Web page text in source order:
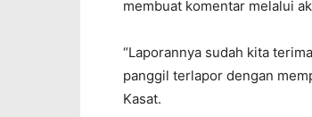
membuat komentar melalui
“Laporannya sudah kita
panggil terlapor dengan
Kasat.